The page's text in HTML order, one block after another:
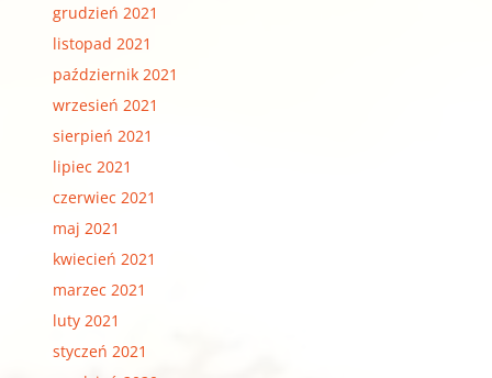
grudzień 2021
listopad 2021
październik 2021
wrzesień 2021
sierpień 2021
lipiec 2021
czerwiec 2021
maj 2021
kwiecień 2021
marzec 2021
luty 2021
styczeń 2021